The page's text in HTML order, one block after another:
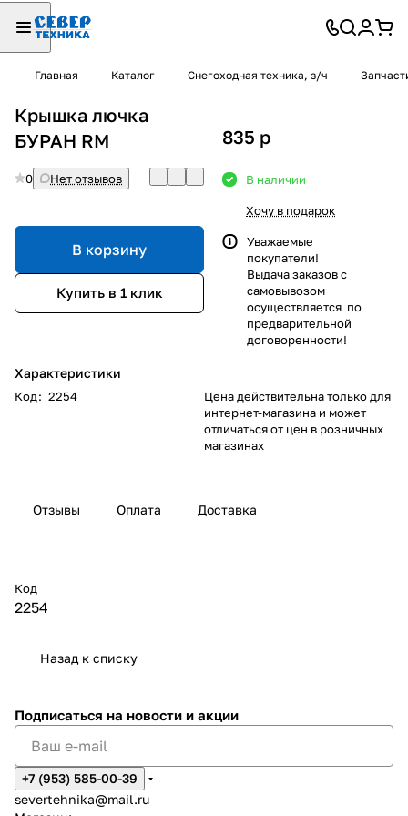
Главная Каталог Снегоходная техника, з/ч
Крышка лючка
БУРАН RM
0 Нет отзывов
В корзину
Купить в 1 клик
Характеристики
Код: 2254
835 p
В наличии
Хочу в подарок
Уважаемые
покупатели!
Выдача заказов с
самовывозом
осуществляется по
предварительной
договоренности!
Цена действительна только для
интернет-магазина и может
отличаться от цен в розничных
магазинах
Отзывы Оплата Доставка
Код
2254
Назад к списку
Подписаться на новости и акции
+7 (953) 585-00-39
severtehnika@mail.ru